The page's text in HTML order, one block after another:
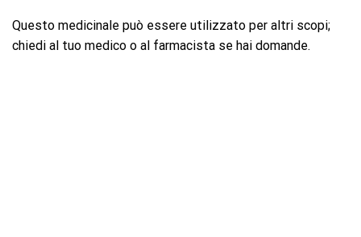
Questo medicinale può essere utilizzato per altri scopi;
chiedi al tuo medico o al farmacista se hai domande.